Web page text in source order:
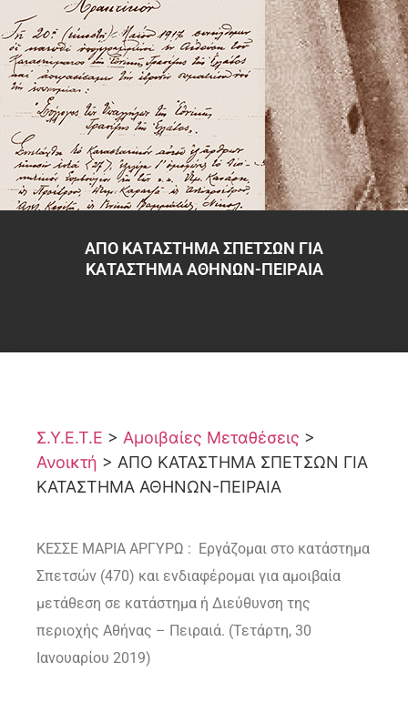
ΑΠΟ ΚΑΤΑΣΤΗΜΑ ΣΠΕΤΣΩΝ ΓΙΑ
ΚΑΤΑΣΤΗΜΑ ΑΘΗΝΩΝ-ΠΕΙΡΑΙΑ
Σ.Υ.Ε.Τ.Ε > Αμοιβαίες Μεταθέσεις >
Ανοικτή > ΑΠΟ ΚΑΤΑΣΤΗΜΑ ΣΠΕΤΣΩΝ ΓΙΑ
ΚΑΤΑΣΤΗΜΑ ΑΘΗΝΩΝ-ΠΕΙΡΑΙΑ
ΚΕΣΣΕ ΜΑΡΙΑ ΑΡΓΥΡΩ : Εργάζομαι στο κατάστημα
Σπετσών (470) και ενδιαφέρομαι για αμοιβαία
μετάθεση σε κατάστημα ή Διεύθυνση της
περιοχής Αθήνας – Πειραιά. (Τετάρτη, 30
Ιανουαρίου 2019)